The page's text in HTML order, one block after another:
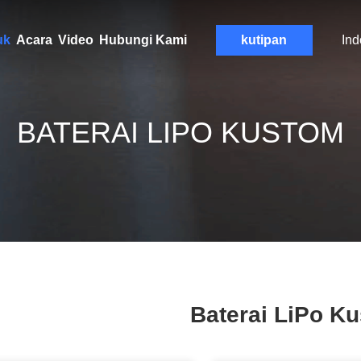
Acara Video Hubungi Kami kutipan
BATERAI LIPO KUSTOM
Baterai LiPo